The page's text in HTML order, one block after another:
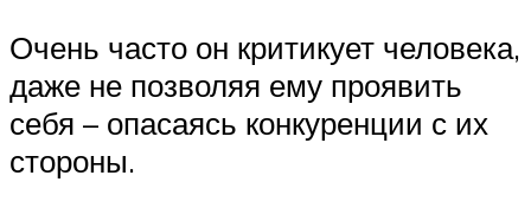
Очень часто он критикует человека,
даже не позволяя ему проявить
себя – опасаясь конкуренции с их
стороны.